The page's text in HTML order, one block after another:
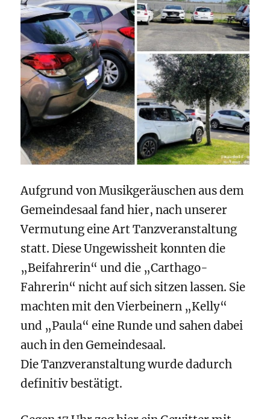
Aufgrund von Musikgeräuschen aus dem
Gemeindesaal fand hier, nach unserer
Vermutung eine Art Tanzveranstaltung
statt. Diese Ungewissheit konnten die
„Beifahrerin“ und die „Carthago-
Fahrerin“ nicht auf sich sitzen lassen. Sie
machten mit den Vierbeinern „Kelly“
und „Paula“ eine Runde und sahen dabei
auch in den Gemeindesaal.
Die Tanzveranstaltung wurde dadurch
definitiv bestätigt.